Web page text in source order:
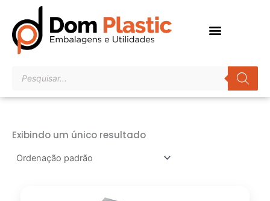
para
conteúdo
produtos
Exibindo um único resultado